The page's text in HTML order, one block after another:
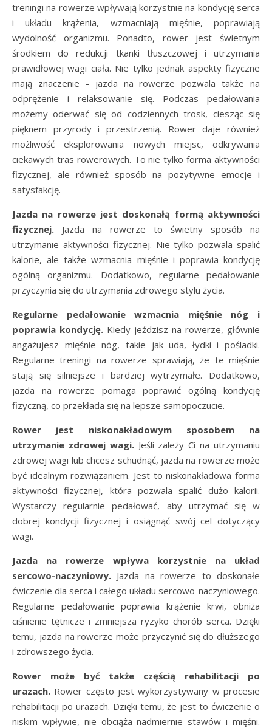
treningi na rowerze wpływają korzystnie na kondycję serca
i układu krążenia, wzmacniają mięśnie, poprawiają
wydolność organizmu. Ponadto, rower jest świetnym
środkiem do redukcji tkanki tłuszczowej i utrzymania
prawidłowej wagi ciała. Nie tylko jednak aspekty fizyczne
mają znaczenie - jazda na rowerze pozwala także na
odprężenie i relaksowanie się. Podczas pedałowania
możemy oderwać się od codziennych trosk, ciesząc się
pięknem przyrody i przestrzenią. Rower daje również
możliwość eksplorowania nowych miejsc, odkrywania
ciekawych tras rowerowych. To nie tylko forma aktywności
fizycznej, ale również sposób na pozytywne emocje i
satysfakcję.
Jazda na rowerze jest doskonałą formą aktywności
fizycznej. Jazda na rowerze to świetny sposób na
utrzymanie aktywności fizycznej. Nie tylko pozwala spalić
kalorie, ale także wzmacnia mięśnie i poprawia kondycję
ogólną organizmu. Dodatkowo, regularne pedałowanie
przyczynia się do utrzymania zdrowego stylu życia.
Regularne pedałowanie wzmacnia mięśnie nóg i
poprawia kondycję. Kiedy jeździsz na rowerze, głównie
angażujesz mięśnie nóg, takie jak uda, łydki i pośladki.
Regularne treningi na rowerze sprawiają, że te mięśnie
stają się silniejsze i bardziej wytrzymałe. Dodatkowo,
jazda na rowerze pomaga poprawić ogólną kondycję
fizyczną, co przekłada się na lepsze samopoczucie.
Rower jest niskonakładowym sposobem na
utrzymanie zdrowej wagi.Jeśli zależy Ci na utrzymaniu
zdrowej wagi lub chcesz schudnąć, jazda na rowerze może
być idealnym rozwiązaniem. Jest to niskonakładowa forma
aktywności fizycznej, która pozwala spalić dużo kalorii.
Wystarczy regularnie pedałować, aby utrzymać się w
dobrej kondycji fizycznej i osiągnąć swój cel dotyczący
wagi.
Jazda na rowerze wpływa korzystnie na układ
sercowo-naczyniowy. Jazda na rowerze to doskonałe
ćwiczenie dla serca i całego układu sercowo-naczyniowego.
Regularne pedałowanie poprawia krążenie krwi, obniża
ciśnienie tętnicze i zmniejsza ryzyko chorób serca. Dzięki
temu, jazda na rowerze może przyczynić się do dłuższego
i zdrowszego życia.
Rower może być także częścią rehabilitacji po
urazach. Rower często jest wykorzystywany w procesie
rehabilitacji po urazach. Dzięki temu, że jest to ćwiczenie o
niskim wpływie, nie obciąża nadmiernie stawów i mięśni.